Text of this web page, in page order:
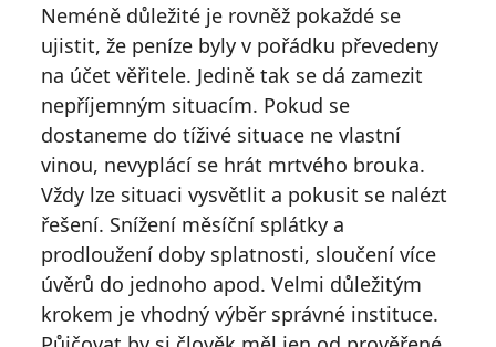
Neméně důležité je rovněž pokaždé se
ujistit, že peníze byly v pořádku převedeny
na účet věřitele. Jedině tak se dá zamezit
nepříjemným situacím. Pokud se
dostaneme do tíživé situace ne vlastní
vinou, nevyplácí se hrát mrtvého brouka.
Vždy lze situaci vysvětlit a pokusit se nalézt
řešení. Snížení měsíční splátky a
prodloužení doby splatnosti, sloučení více
úvěrů do jednoho apod. Velmi důležitým
krokem je vhodný výběr správné instituce.